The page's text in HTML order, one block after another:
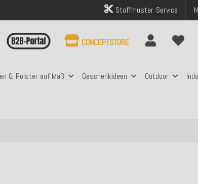
Stoffmuster-Service
& Polster auf Maß Geschenkideen Outdoor
CONCEPTSTORE